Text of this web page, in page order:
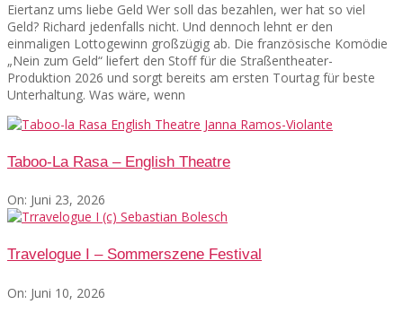
Eiertanz ums liebe Geld Wer soll das bezahlen, wer hat so viel
Geld? Richard jedenfalls nicht. Und dennoch lehnt er den
einmaligen Lottogewinn großzügig ab. Die französische Komödie
„Nein zum Geld“ liefert den Stoff für die Straßentheater-
Produktion 2026 und sorgt bereits am ersten Tourtag für beste
Unterhaltung. Was wäre, wenn
Taboo-La Rasa – English Theatre
On: Juni 23, 2026
Travelogue I – Sommerszene Festival
On: Juni 10, 2026